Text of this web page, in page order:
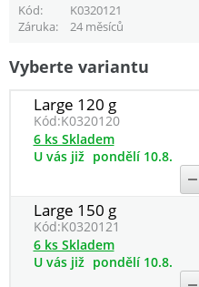
Kód K0320121
Záruka
24 měsíců
Vyberte variantu
Large 120 g
Kód:K0320120
6 ks Skladem
U vás již pondělí 10.8.
Large 150 g
Kód:K0320121
6 ks Skladem
U vás již pondělí 10.8.